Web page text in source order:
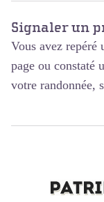
Signaler un
Vous avez repéré
page ou constaté
votre randonnée,